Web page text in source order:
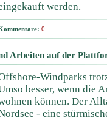
werden.
0
Arbeiten auf der
Windparks
besser, wenn die
können. Der
- eine